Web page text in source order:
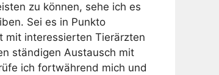
zu können, sehe ich es
Sei es in Punkto
mit interessierten Tierärzten
ständigen Austausch mit
ich fortwährend mich und